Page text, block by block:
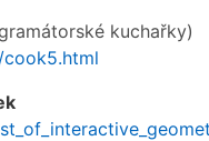
kuchařky)